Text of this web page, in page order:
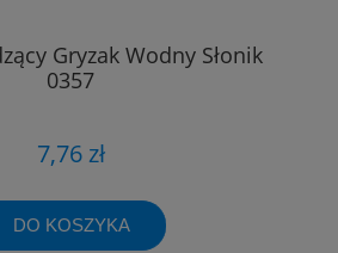
Gryzak Wodny Słonik
0357
7,76 zł
DO KOSZYKA